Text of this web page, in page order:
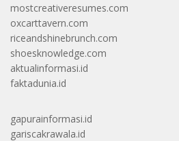
mostcreativeresumes.com
oxcarttavern.com
riceandshinebrunch.com
shoesknowledge.com
aktualinformasi.id
faktadunia.id
gapurainformasi.id
gariscakrawala.id